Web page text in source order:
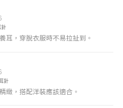
針
耳，穿脫衣服時不易拉扯到。
針
緻，搭配洋裝應該適合。